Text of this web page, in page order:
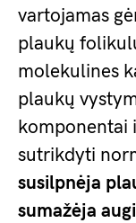
vartojamas
plaukų
molekulines
plaukų
komponentai
sutrikdyti
susilpnėja
sumažėja